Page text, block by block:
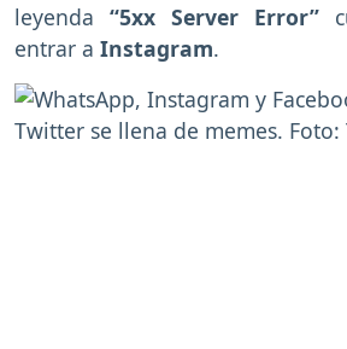
leyenda “5xx Server Error”
entrar a Instagram.